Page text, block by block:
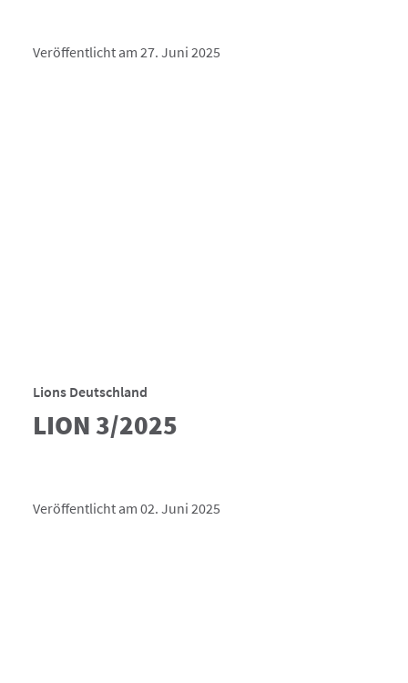
Veröffentlicht am 27. Juni 2025
Lions Deutschland
LION 3/2025
Veröffentlicht am 02. Juni 2025